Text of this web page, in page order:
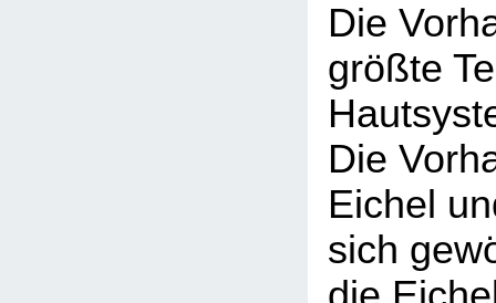
Die
größte
Die
Eichel
sich